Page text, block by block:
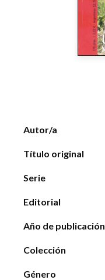
Autor/a
Título original
Serie
Editorial
Año de publicación
Colección
Género